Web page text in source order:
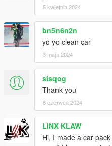
5 kwietnia 2024
bn5n6n2n
yo yo clean car
3 maja 2024
sisqog
Thank you
6 czerwca 2024
LINX KLAW
Hi, I made a car